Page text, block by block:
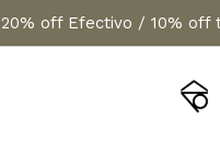
20% off Efectivo / 10% off